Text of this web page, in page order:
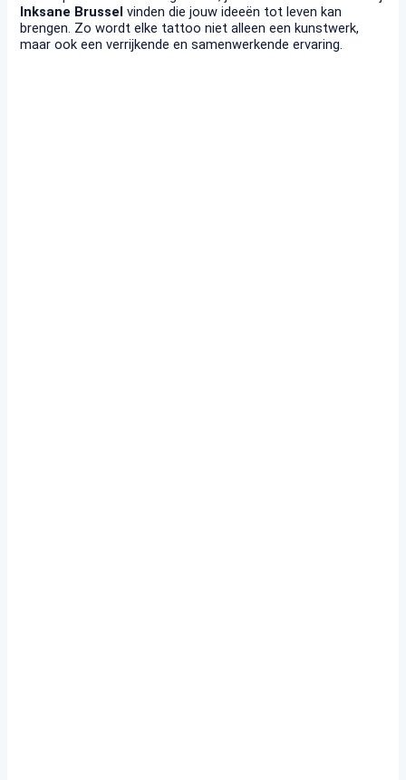
Inksane Brussel vinden die jouw ideeën tot leven kan
brengen. Zo wordt elke tattoo niet alleen een kunstwerk,
maar ook een verrijkende en samenwerkende ervaring.